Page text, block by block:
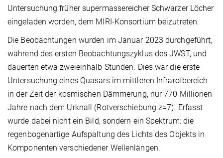
Untersuchung früher supermassereicher Schwarzer Löcher
eingeladen worden, dem MIRI-Konsortium beizutreten.
Die Beobachtungen wurden im Januar 2023 durchgeführt,
während des ersten Beobachtungszyklus des JWST, und
dauerten etwa zweieinhalb Stunden. Dies war die erste
Untersuchung eines Quasars im mittleren Infrarotbereich
in der Zeit der kosmischen Dämmerung, nur 770 Millionen
Jahre nach dem Urknall (Rotverschiebung z=7). Erfasst
wurde dabei nicht ein Bild, sondern ein Spektrum: die
regenbogenartige Aufspaltung des Lichts des Objekts in
Komponenten verschiedener Wellenlängen.